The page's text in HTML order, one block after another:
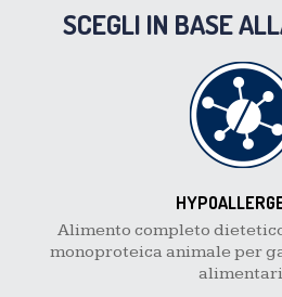
SCEGLI IN BASE
Alimento completo
monoproteica animale per